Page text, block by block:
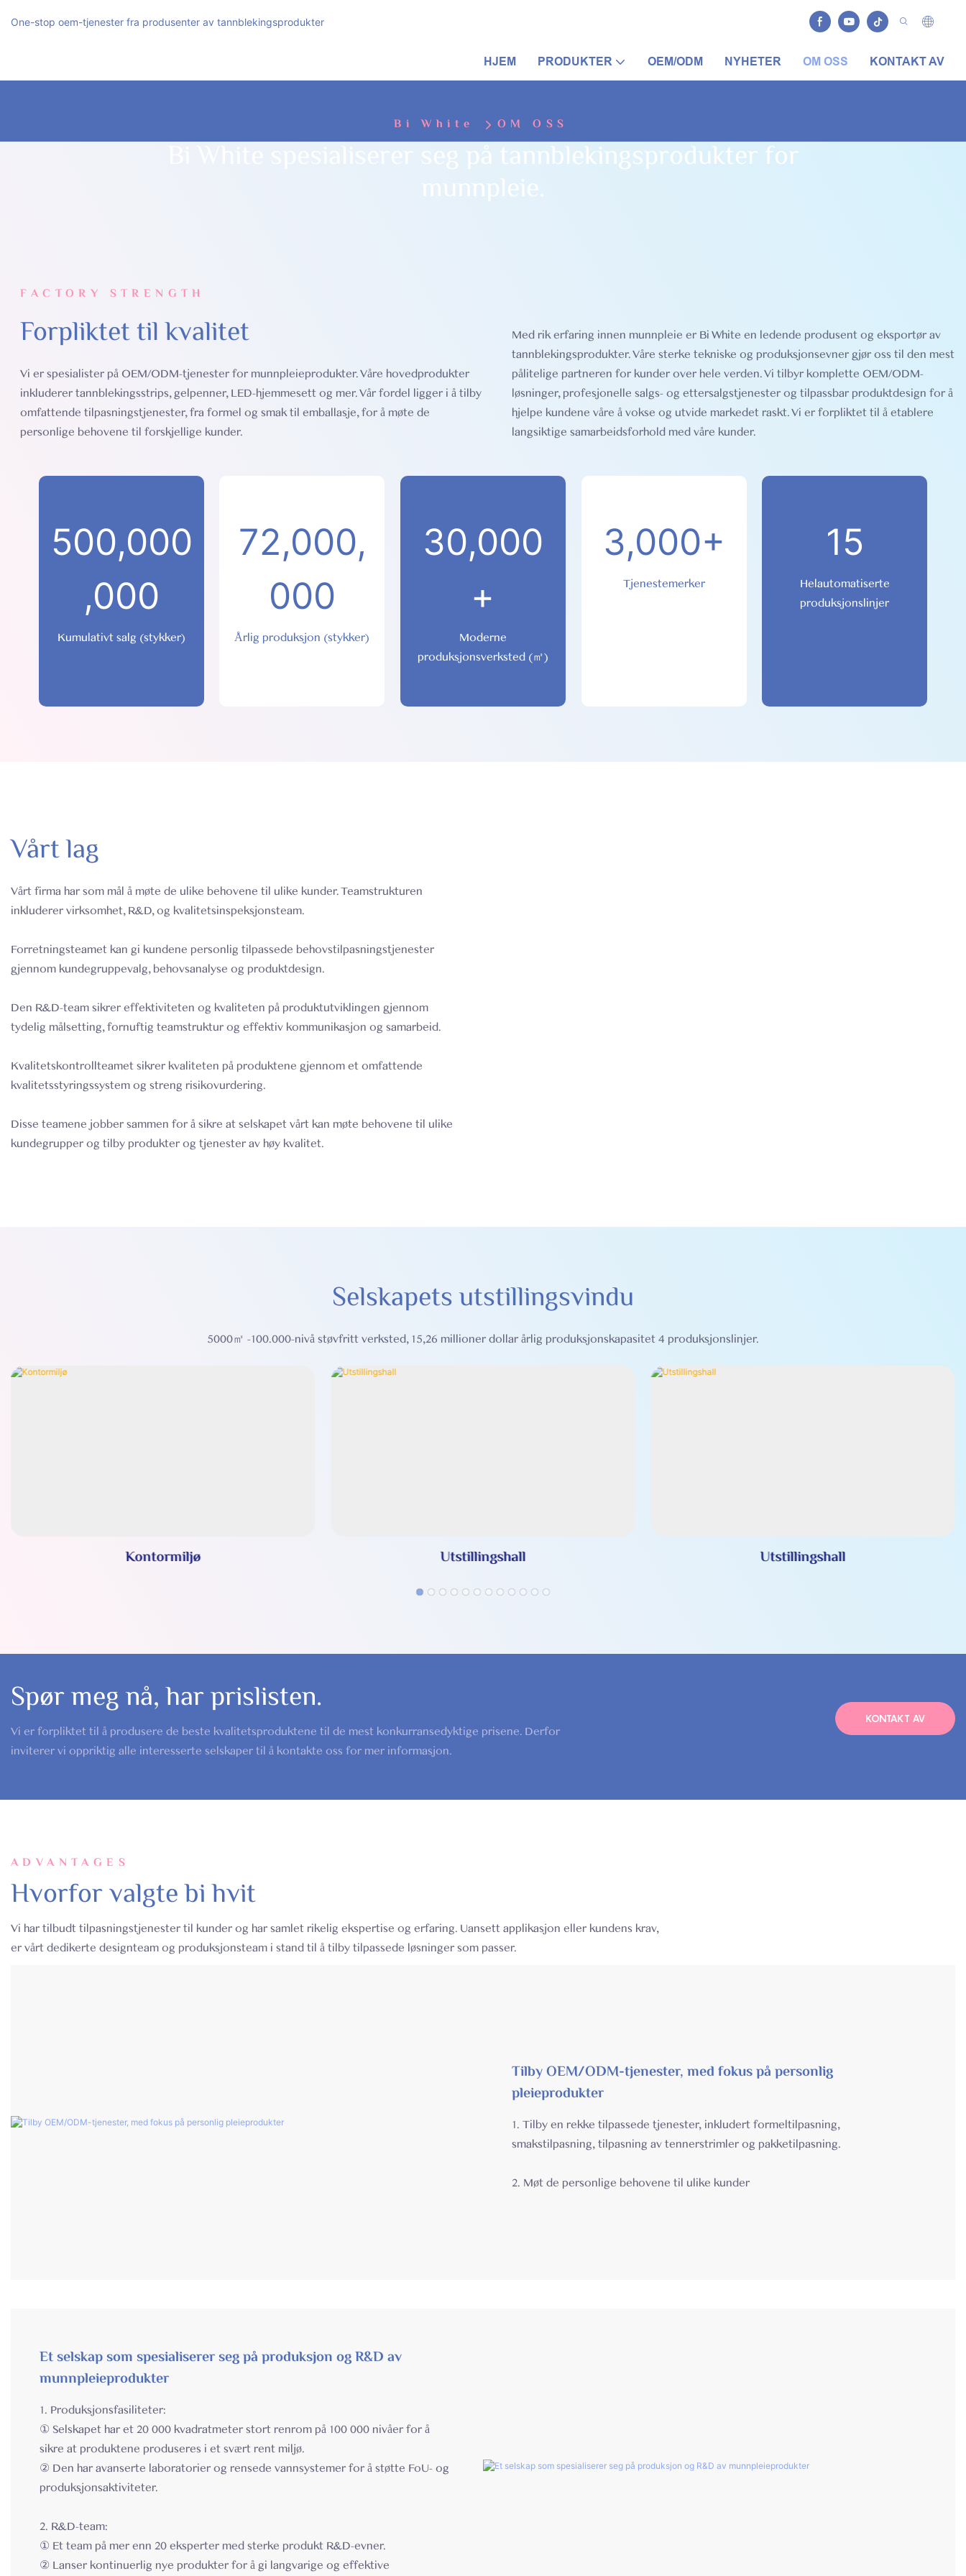
One-stop oem-tjenester fra produsenter av tannblekingsprodukter
HJEM PRODUKTER OEM/ODM NYHETER OM OSS KONTAKT AV
Bi White OM OSS
Bi White spesialiserer seg på tannblekingsprodukter for
munnpleie.
FACTORY STRENGTH
Forpliktet til kvalitet
Vi er spesialister på OEM/ODM-tjenester for munnpleieprodukter. Våre hovedprodukter
inkluderer tannblekingsstrips, gelpenner, LED-hjemmesett og mer. Vår fordel ligger i å tilby
omfattende tilpasningstjenester, fra formel og smak til emballasje, for å møte de
personlige behovene til forskjellige kunder.
Med rik erfaring innen munnpleie er Bi White en ledende produsent og eksportør av
tannblekingsprodukter. Våre sterke tekniske og produksjonsevner gjør oss til den mest
pålitelige partneren for kunder over hele verden. Vi tilbyr komplette OEM/ODM-
løsninger, profesjonelle salgs- og ettersalgstjenester og tilpassbar produktdesign for å
hjelpe kundene våre å vokse og utvide markedet raskt. Vi er forpliktet til å etablere
langsiktige samarbeidsforhold med våre kunder.
500,000
,000
Kumulativt salg (stykker)
72,000,
000
Årlig produksjon (stykker)
30,000
+
Moderne
produksjonsverksted (㎡)
3,000+
Tjenestemerker
15
Helautomatiserte
produksjonslinjer
Vårt lag
Vårt firma har som mål å møte de ulike behovene til ulike kunder. Teamstrukturen
inkluderer virksomhet, R&D, og ​​kvalitetsinspeksjonsteam.
Forretningsteamet kan gi kundene personlig tilpassede behovstilpasningstjenester
gjennom kundegruppevalg, behovsanalyse og produktdesign.
Den R&D-team sikrer effektiviteten og kvaliteten på produktutviklingen gjennom
tydelig målsetting, fornuftig teamstruktur og effektiv kommunikasjon og samarbeid.
Kvalitetskontrollteamet sikrer kvaliteten på produktene gjennom et omfattende
kvalitetsstyringssystem og streng risikovurdering.
Disse teamene jobber sammen for å sikre at selskapet vårt kan møte behovene til ulike
kundegrupper og tilby produkter og tjenester av høy kvalitet.
Selskapets utstillingsvindu
5000㎡ -100.000-nivå støvfritt verksted, 15,26 millioner dollar årlig produksjonskapasitet 4 produksjonslinjer.
Kontormiljø Utstillingshall Utstillingshall
Spør meg nå, har prislisten.
Vi er forpliktet til å produsere de beste kvalitetsproduktene til de mest konkurransedyktige prisene. Derfor
inviterer vi oppriktig alle interesserte selskaper til å kontakte oss for mer informasjon.
KONTAKT AV
ADVANTAGES
Hvorfor valgte bi hvit
Vi har tilbudt tilpasningstjenester til kunder og har samlet rikelig ekspertise og erfaring. Uansett applikasjon eller kundens krav,
er vårt dedikerte designteam og produksjonsteam i stand til å tilby tilpassede løsninger som passer.
Tilby OEM/ODM-tjenester, med fokus på personlig
pleieprodukter
1. Tilby en rekke tilpassede tjenester, inkludert formeltilpasning,
smakstilpasning, tilpasning av tennerstrimler og pakketilpasning.
2. Møt de personlige behovene til ulike kunder
Et selskap som spesialiserer seg på produksjon og R&D av
munnpleieprodukter
1. Produksjonsfasiliteter:
① Selskapet har et 20 000 kvadratmeter stort renrom på 100 000 nivåer for å
sikre at produktene produseres i et svært rent miljø.
② Den har avanserte laboratorier og rensede vannsystemer for å støtte FoU- og
produksjonsaktiviteter.
2. R&D-team:
① Et team på mer enn 20 eksperter med sterke produkt R&D-evner.
② Lanser kontinuerlig nye produkter for å gi langvarige og effektive